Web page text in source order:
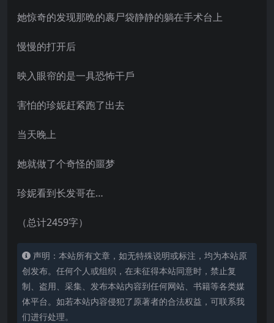
她惊奇的发现那晩的裹尸袋静静的躺在手术台上
慢慢的打开后
映入眼帘的是一具恐怖干戶
害怕的珍妮赶紧跑了出去
当天晚上
她就做了个奇怪的噩梦
珍妮看到长发哥在…
（总计2459字）
声明：本站所有文章，如无特殊说明或标注，均为本站原
创发布。任何个人或组织，在未征得本站同意时，禁止复
制、盗用、采集、发布本站内容到任何网站、书籍等各类媒
体平台。如若本站内容侵犯了原著者的合法权益，可联系我
们进行处理。